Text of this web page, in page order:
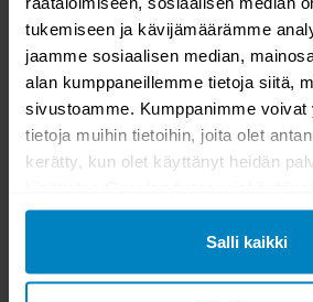
tukemiseen ja kävijämäärämme
jaamme sosiaalisen median,
alan kumppaneillemme tietoja siitä,
sivustoamme. Kumppanimme voivat
tietoja muihin tietoihin, joita olet
kerätty, kun olet käyttänyt heidän
Salli kaikki
178,00 259,00
Unipuu